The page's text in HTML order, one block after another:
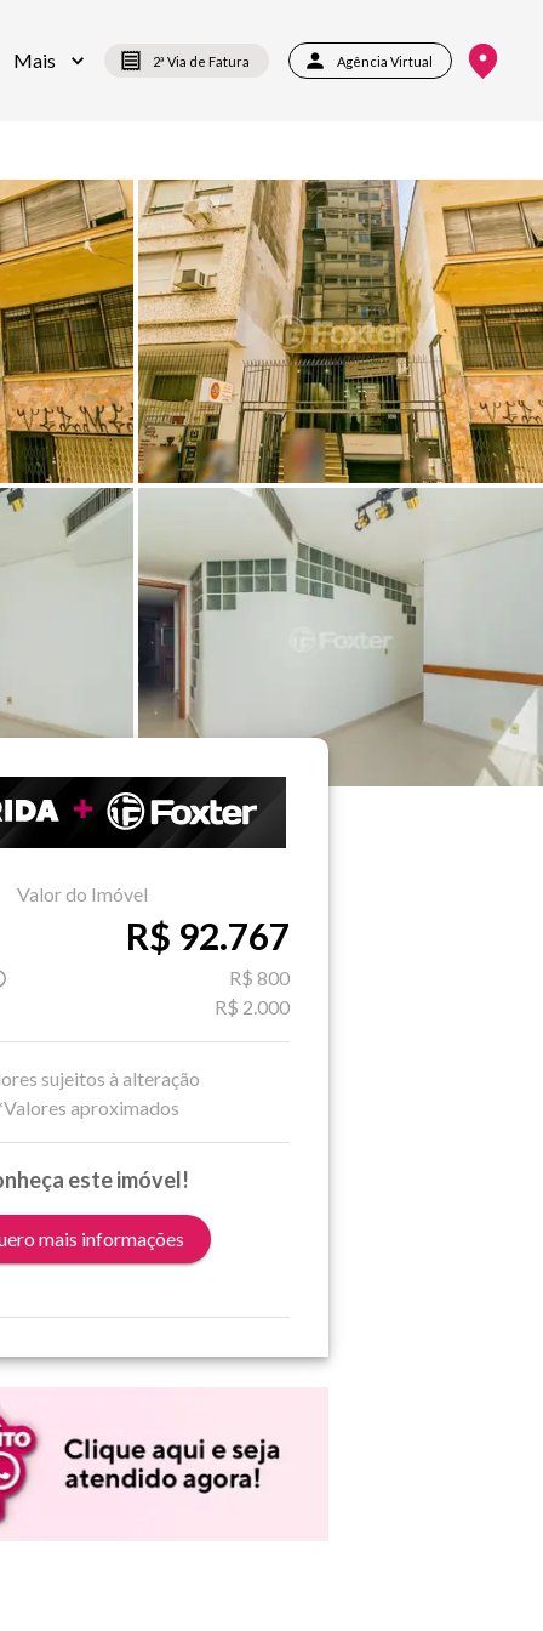
Mais 2ª Via de Fatura Agência Virtual
Valor do Imóvel
R$ 92.767
R$ 800
R$ 2.000
sujeitos à alteração
aproximados
este imóvel!
mais informações